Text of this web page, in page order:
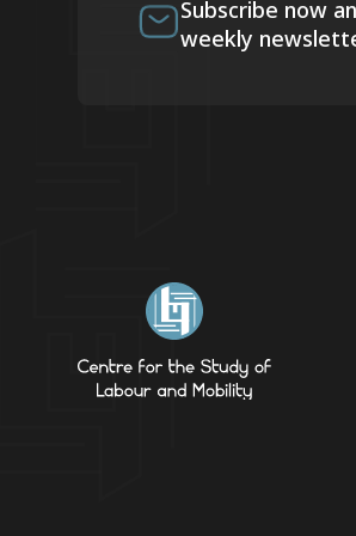
Subscribe now
weekly